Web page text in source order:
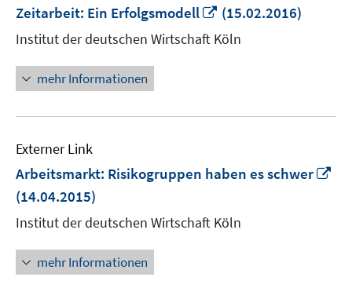
Zeitarbeit: Ein Erfolgsmodell
In
neuem
Fenster
(15.02.2016)
Institut der deutschen Wirtschaft Köln
mehr Informationen
Externer Link
Arbeitsmarkt: Risikogruppen haben es schwer
(14.04.2015)
Institut der deutschen Wirtschaft Köln
mehr Informationen